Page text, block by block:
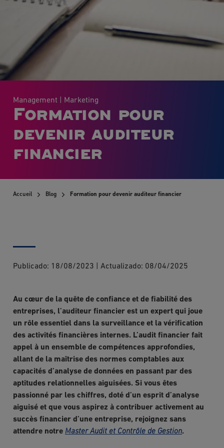
Management | Marketing
Formation pour
devenir auditeur
financier
Accueil Blog Formation pour devenir auditeur financier
Publicado: 18/08/2023 Actualizado: 08/04/2025
Au cœur de la quête de confiance et de fiabilité des
entreprises, l’auditeur financier est un expert qui joue
un rôle essentiel dans la surveillance et la vérification
des activités financières internes. L’audit financier fait
appel à un ensemble de compétences approfondies,
allant de la maîtrise des normes comptables aux
capacités d’analyse de données en passant par des
aptitudes relationnelles aiguisées. Si vous êtes
passionné par les chiffres, doté d’un esprit d’analyse
aiguisé et que vous aspirez à contribuer activement au
succès financier d’une entreprise, rejoignez sans
attendre notre Master Audit et Contrôle de Gestion.